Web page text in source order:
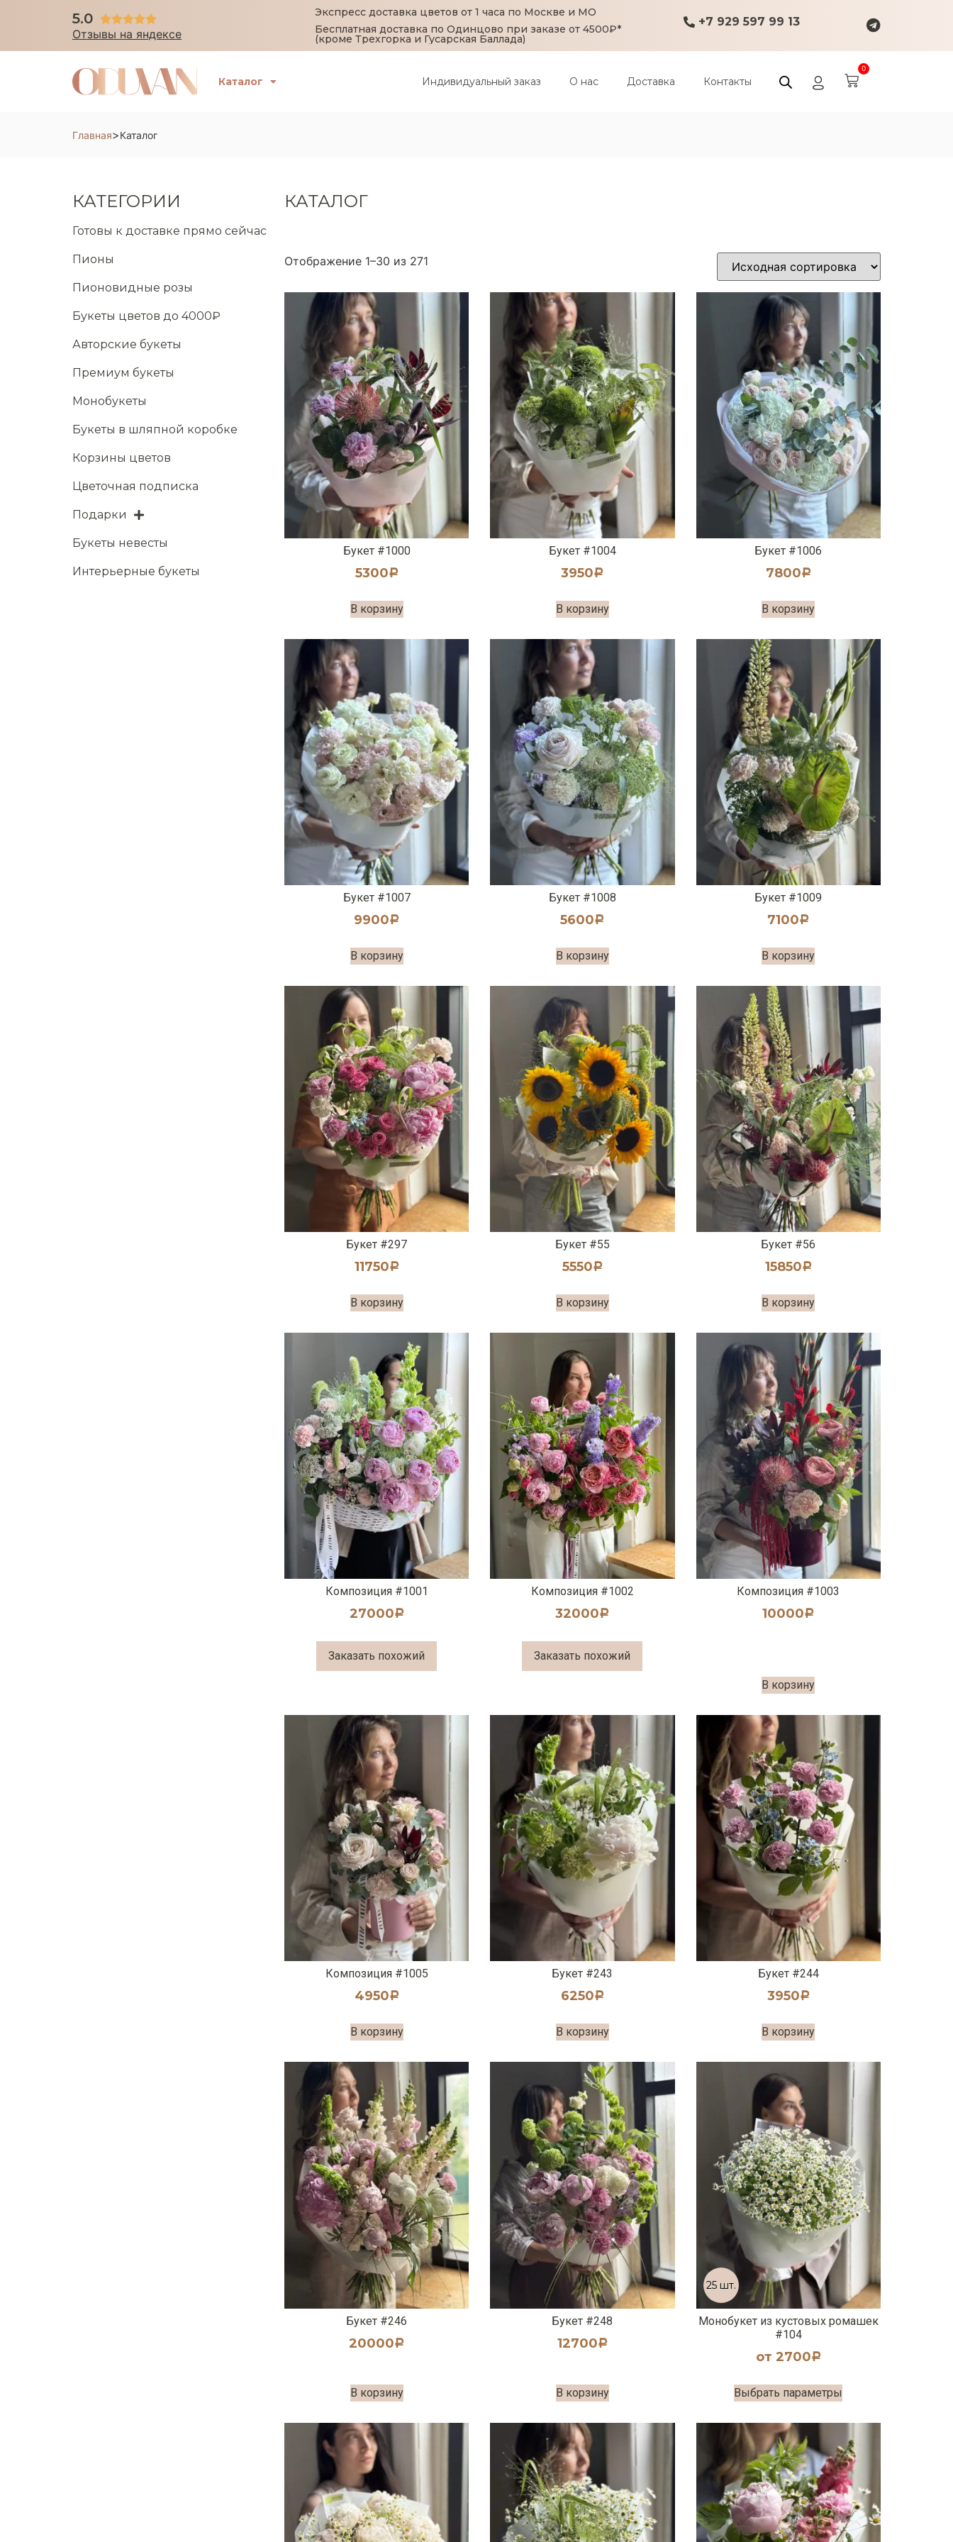
5.0 
Отзывы на яндексе
Экспресс доставка цветов от 1 часа по Москве и МО
Бесплатная доставка по Одинцово при заказе от 4500₽*
(кроме Трехгорка и Гусарская Баллада)
+7 929 597 99 13
Каталог Индивидуальный заказ О нас Доставка Контакты
0
Главная>Каталог
КАТЕГОРИИ
Готовы к доставке прямо сейчас
Пионы
Пионовидные розы
Букеты цветов до 4000₽
Авторские букеты
Премиум букеты
Монобукеты
Букеты в шляпной коробке
Корзины цветов
Цветочная подписка
Подарки
Букеты невесты
Интерьерные букеты
КАТАЛОГ
Отображение 1–30 из 271
Букет #1000
5300Р
В корзину
Букет #1004
3950Р
В корзину
Букет #1006
7800Р
В корзину
Букет #1007
9900Р
В корзину
Букет #1008
5600Р
В корзину
Букет #1009
7100Р
В корзину
Букет #297
11750Р
В корзину
Букет #55
5550Р
В корзину
Букет #56
15850Р
В корзину
Композиция #1001
27000Р
Заказать похожий
Композиция #1002
32000Р
Заказать похожий
Композиция #1003
10000Р
В корзину
Композиция #1005
4950Р
В корзину
Букет #243
6250Р
В корзину
Букет #244
3950Р
В корзину
Букет #246
20000Р
В корзину
Букет #248
12700Р
В корзину
Монобукет из кустовых ромашек
#104
25 шт.
от 2700Р
Выбрать параметры